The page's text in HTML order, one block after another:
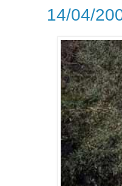
14/04/